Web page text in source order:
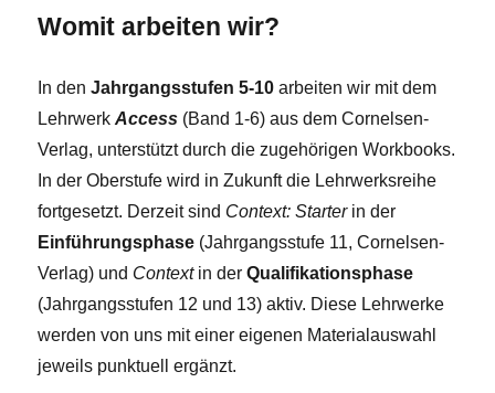
Womit arbeiten wir?
In denJahrgangsstufen 5-10 arbeiten wir mit dem
LehrwerkAccess (Band 1-6) aus dem Cornelsen-
Verlag, unterstützt durch die zugehörigen Workbooks.
In der Oberstufe wird in Zukunft die Lehrwerksreihe
fortgesetzt. Derzeit sind Context: Starterin der
Einführungsphase (Jahrgangsstufe 11, Cornelsen-
Verlag) und Contextin derQualifikationsphase
(Jahrgangsstufen 12 und 13) aktiv. Diese Lehrwerke
werden von uns mit einer eigenen Materialauswahl
jeweils punktuell ergänzt.